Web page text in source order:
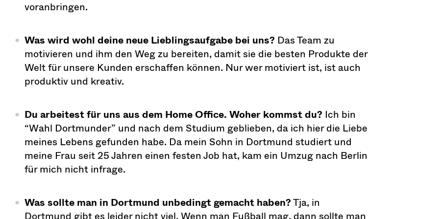
voranbringen.
Was wird wohl deine neue Lieblingsaufgabe bei uns? Das Team zu
motivieren und ihm den Weg zu bereiten, damit sie die besten Produkte der
Welt für unsere Kunden erschaffen können. Nur wer motiviert ist, ist auch
produktiv und kreativ.
Du arbeitest für uns aus dem Home Office. Woher kommst du? Ich bin
“Wahl Dortmunder” und nach dem Studium geblieben, da ich hier die Liebe
meines Lebens gefunden habe. Da mein Sohn in Dortmund studiert und
meine Frau seit 25 Jahren einen festen Job hat, kam ein Umzug nach Berlin
für mich nicht infrage.
Was sollte man in Dortmund unbedingt gemacht haben?Tja, in
Dortmund gibt es leider nicht viel. Wenn man Fußball mag, dann sollte man